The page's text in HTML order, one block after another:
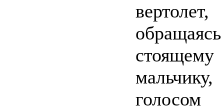
голосом